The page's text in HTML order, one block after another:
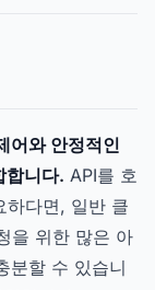
어와 안정적인
합니다. API를 호
하다면, 일반 클
을 위한 많은 아
분할 수 있습니